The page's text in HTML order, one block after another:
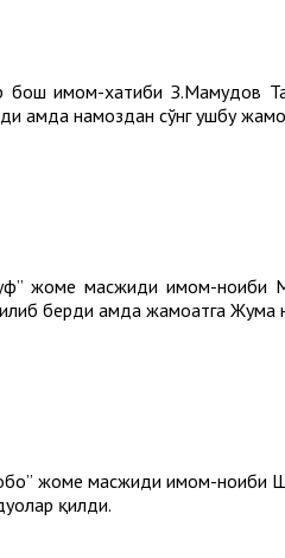
бош имом-хатиби З.Маҳмудов
ҳамда намоздан сўнг ушбу
жоме масжиди имом-ноиби
берди ҳамда жамоатга
жоме масжиди имом-ноиби
қилди.